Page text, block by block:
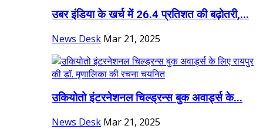
उबर इंडिया के खर्च में 26.4 प्रतिशत की बढ़ोतरी,...
News Desk Mar 21, 2025
उकियोतो इंटरनेशनल चिल्ड्रन्स बुक अवार्ड्स के...
News Desk Mar 21, 2025